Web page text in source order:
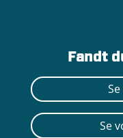
Fandt
Se